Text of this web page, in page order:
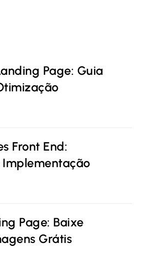
Page: Guia
Front End:
Page: Baixe
Grátis